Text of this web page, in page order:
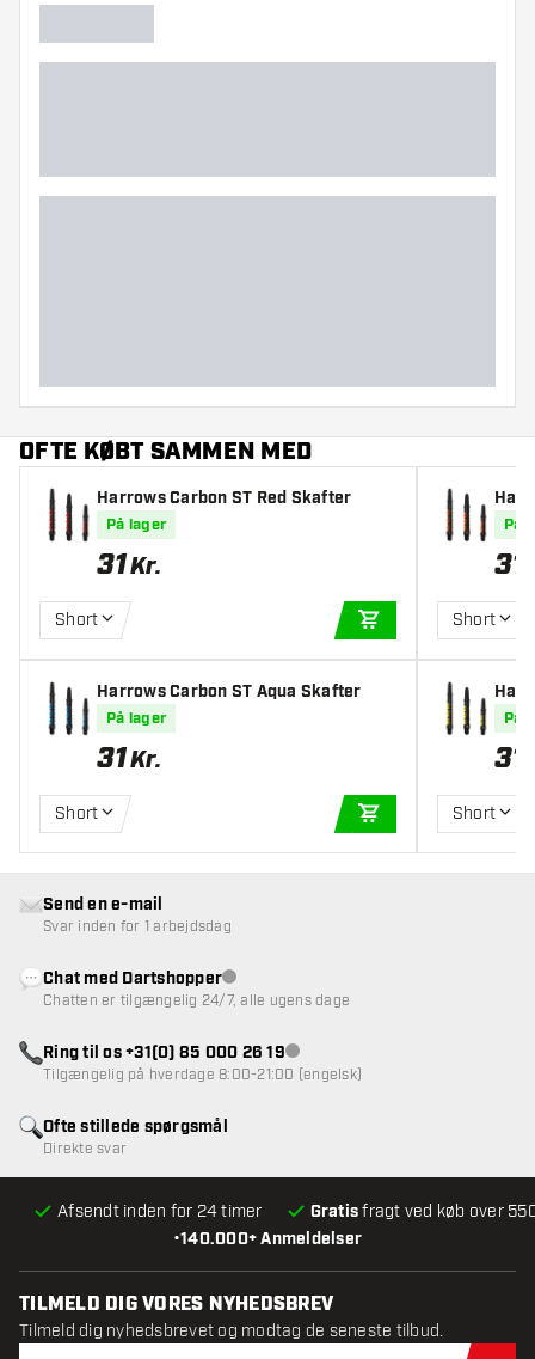
OFTE KØBT SAMMEN MED
Harrows Carbon ST Red Skafter
På lager
31Kr.
Short
TILFØJ TIL KURV
Harrows Carbon ST Aqua Skafter
På lager
31Kr.
Short
TILFØJ TIL KURV
På
31
Short
På
31
Short
•140.000+ Anmeldelser
Afsendt inden for 24 timer Gratisfragt ved køb over
Ofte stillede spørgsmål
Direkte svar
Send en e-mail
Svar inden for 1 arbejdsdag
Chat med DartshopperKundeservice ikke tilgængelig
Chatten er tilgængelig 24/7, alle ugens dage
Ring til os +31(0) 85 000 26 19Kundeservice ikke tilgængelig
Tilgængelig på hverdage 8:00-21:00 (engelsk)
TILMELD DIG VORES NYHEDSBREV
Tilmeld dig nyhedsbrevet og modtag de seneste tilbud.